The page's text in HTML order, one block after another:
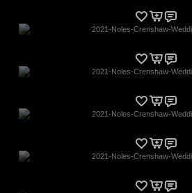
2021-Noles-Crenshaw-
2021-Noles-Crenshaw-
2021-Noles-Crenshaw-
2021-Noles-Crenshaw-